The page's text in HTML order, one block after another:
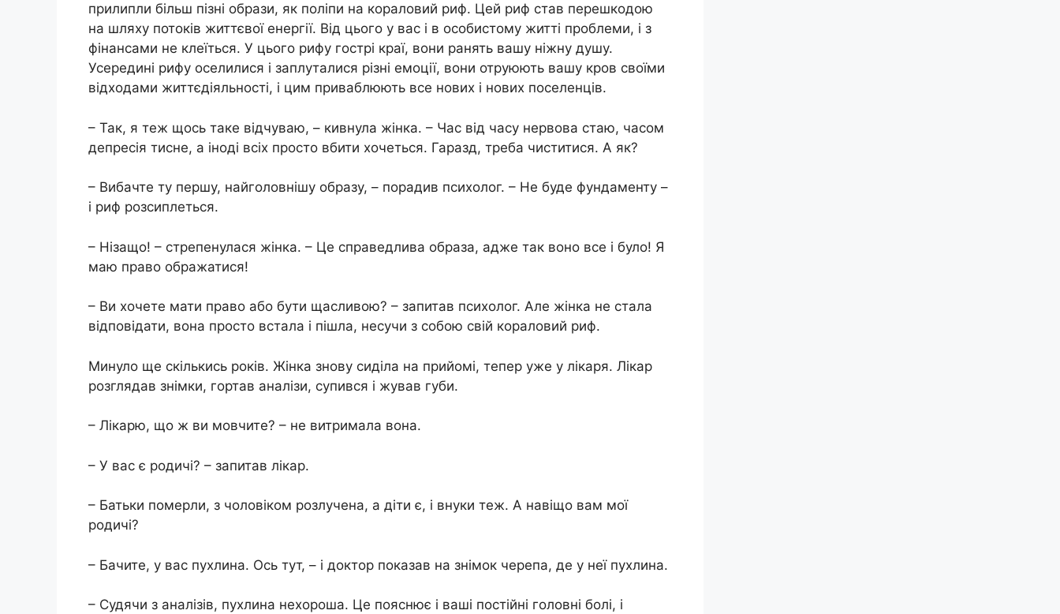
прилипли більш пізні образи, як поліпи на кораловий риф. Цей риф став перешкодою
на шляху потоків життєвої енергії. Від цього у вас і в особистому житті проблеми, і з
фінансами не клеїться. У цього рифу гострі краї, вони ранять вашу ніжну душу.
Усередині рифу оселилися і заплуталися різні емоції, вони отруюють вашу кров своїми
відходами життєдіяльності, і цим приваблюють все нових і нових поселенців.
– Так, я теж щось таке відчуваю, – кивнула жінка. – Час від часу нервова стаю, часом
депресія тисне, а іноді всіх просто вбити хочеться. Гаразд, треба чиститися. А як?
– Вибачте ту першу, найголовнішу образу, – порадив психолог. – Не буде фундаменту –
і риф розсиплеться.
– Нізащо! – стрепенулася жінка. – Це справедлива образа, адже так воно все і було! Я
маю право ображатися!
– Ви хочете мати право або бути щасливою? – запитав психолог. Але жінка не стала
відповідати, вона просто встала і пішла, несучи з собою свій кораловий риф.
Минуло ще скількись років. Жінка знову сиділа на прийомі, тепер уже у лікаря. Лікар
розглядав знімки, гортав аналізи, супився і жував губи.
– Лікарю, що ж ви мовчите? – не витримала вона.
– У вас є родичі? – запитав лікар.
– Батьки померли, з чоловіком розлучена, а діти є, і внуки теж. А навіщо вам мої
родичі?
– Бачите, у вас пухлина. Ось тут, – і доктор показав на знімок черепа, де у неї пухлина.
– Судячи з аналізів, пухлина нехороша. Це пояснює і ваші постійні головні болі, і